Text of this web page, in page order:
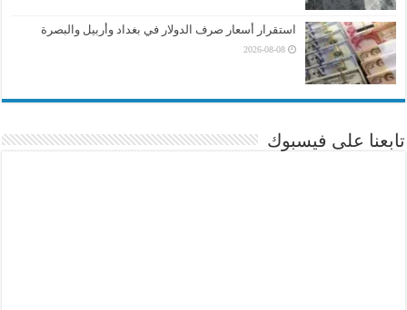
استقرار أسعار صرف الدولار في بغداد وأربيل والبصرة
2026-08-08
تابعنا على فيسبوك